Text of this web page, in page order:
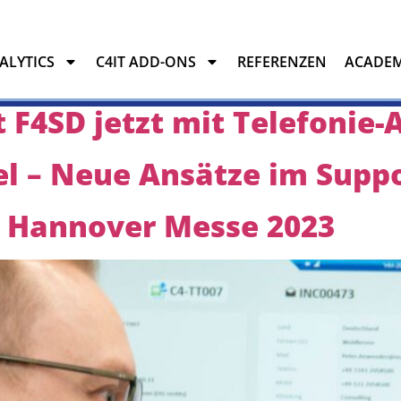
C4IT ADD-ONS REFERENZEN
C4IT ADD-ONS REFERENZEN ACADEMY
F4SD jetzt mit Telefonie-
– Neue Ansätze im
Messe 2023